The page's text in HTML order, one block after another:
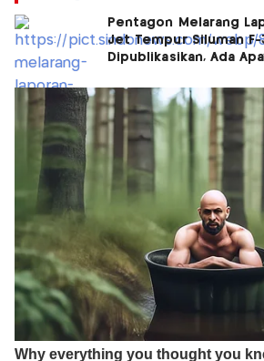
Pentagon Melarang
Jet Tempur Siluman F-
Dipublikasikan, Ada